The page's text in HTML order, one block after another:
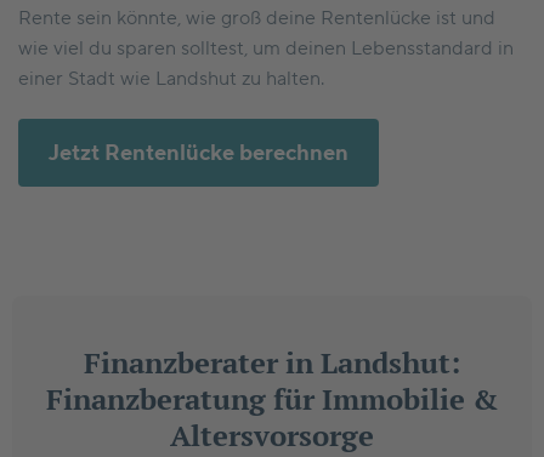
Rente sein könnte, wie groß deine Rentenlücke ist und
wie viel du sparen solltest, um deinen Lebensstandard in
einer Stadt wie Landshut zu halten.
Jetzt Rentenlücke berechnen
Finanzberater in Landshut:
Finanzberatung für Immobilie &
Altersvorsorge